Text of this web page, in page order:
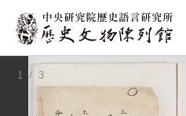
:::
1 / 3